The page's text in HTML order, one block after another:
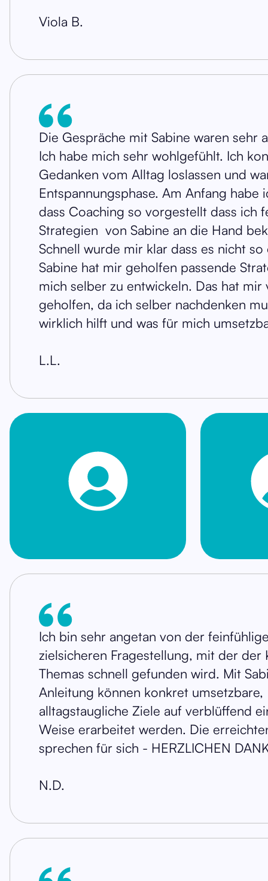
Viola B.
Die Gespräche mit Sabine waren sehr
Ich habe mich sehr wohlgefühlt. Ich
Gedanken vom Alltag loslassen und
Entspannungsphase. Am Anfang habe
dass Coaching so vorgestellt dass ich
Strategien von Sabine an die Hand
Schnell wurde mir klar dass es nicht so
Sabine hat mir geholfen passende
mich selber zu entwickeln. Das hat mir
geholfen, da ich selber nachdenken
wirklich hilft und was für mich
L.L.
Ich bin sehr angetan von der
zielsicheren Fragestellung, mit der der
Themas schnell gefunden wird. Mit
Anleitung können konkret umsetzbare,
alltagstaugliche Ziele auf verblüffend
Weise erarbeitet werden. Die
sprechen für sich - HERZLICHEN
N.D.